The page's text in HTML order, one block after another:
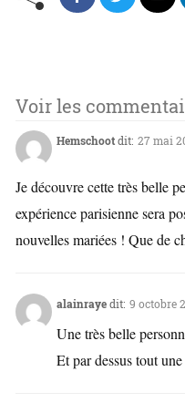
Voir les
Hemschootdit: 27 mai
Je découvre cette très belle
expérience parisienne sera
nouvelles mariées ! Que de
alainrayedit: 9 octobre
Une très belle
Et par dessus tout